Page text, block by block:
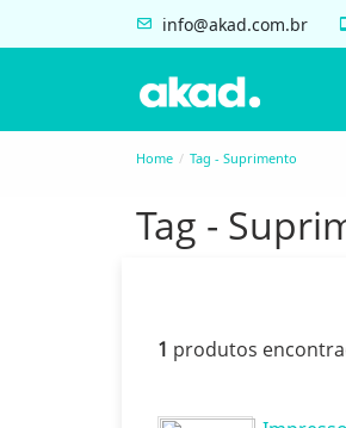
info@akad.com.br
Home Tag - Suprimento
Tag -
1 produtos